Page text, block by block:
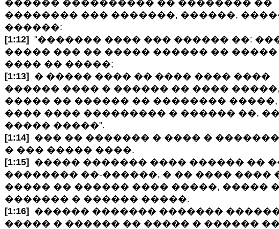
������ ���������� �� �������� ��
�������� ��� �������, ������,
������:
[1:12]
"������� ���� ��� ������ ��:
����� ��� �� ����� ������ �� �����
���� �� �����;
[1:13]
� ����� ���� �� ���� ���� ����
������ ���� � ������ �� ����
����� �� ������ �� �������� �����,
���� ���� ��������� � ������ ��,
����� �����".
[1:14]
��� �� ������� � ���� �
� ��� ����� ����.
[1:15]
����� ������� ���� ������ ��
�������� ��-������, � �� ���� ����
����� �� ������ ���� �����, �����
������� � ������ �����.
[1:16]
������ ������� �������
����� � ������ �� ����� � ������